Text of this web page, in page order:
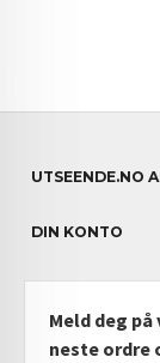
UTSEENDE.NO
DIN KONTO
NYHETSBREV
PARTNERE
Meld deg
neste ordre